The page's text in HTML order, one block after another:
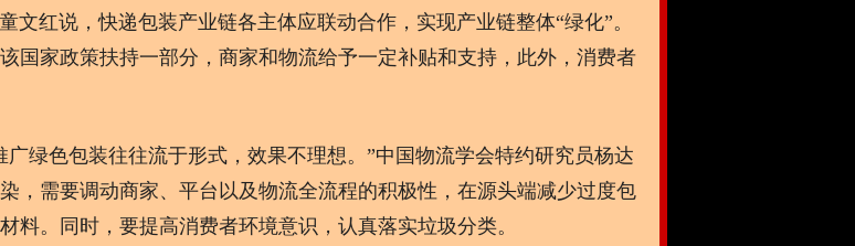
红说，快递包装产业链各主体应联动合作，实现产业链整体“绿化”。
国家政策扶持一部分，商家和物流给予一定补贴和支持，此外，消费者
色包装往往流于形式，效果不理想。”中国物流学会特约研究员杨达
，需要调动商家、平台以及物流全流程的积极性，在源头端减少过度包
料。同时，要提高消费者环境意识，认真落实垃圾分类。